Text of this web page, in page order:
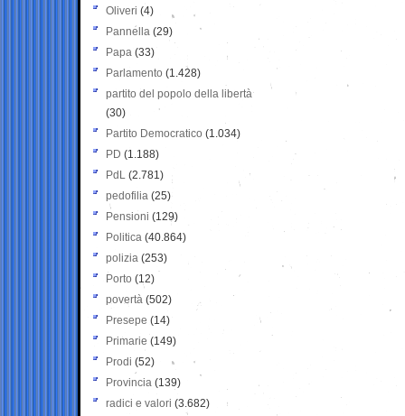
Oliveri (4)
Pannella (29)
Papa (33)
Parlamento (1.428)
partito del popolo della libertà
(30)
Partito Democratico (1.034)
PD (1.188)
PdL (2.781)
pedofilia (25)
Pensioni (129)
Politica (40.864)
polizia (253)
Porto (12)
povertà (502)
Presepe (14)
Primarie (149)
Prodi (52)
Provincia (139)
radici e valori (3.682)